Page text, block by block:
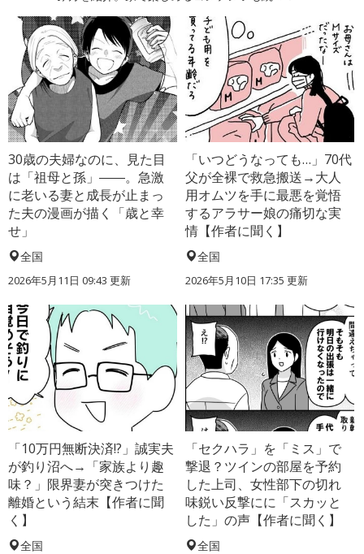
30歳の夫婦なのに、見た目
は「祖母と孫」――。急激
に老いる妻と成長が止まっ
た夫の漫画が描く「歳と幸
せ」
全国
2026年5月11日 09:43 更新
「いつどうなっても…」70代
父が全裸で救急搬送→大人
用オムツを手に最悪を覚悟
するアラサー娘の痛切な実
情【作者に聞く】
全国
2026年5月10日 17:35 更新
「10万円無断決済!?」誠実夫
が釣り沼へ→「家族より趣
味？」限界妻が突きつけた
離婚という結末【作者に聞
く】
全国
「セクハラ」を「ミス」で
撃退？ツインの部屋を予約
した上司、女性部下の切れ
味鋭い反撃にに「スカッと
した」の声【作者に聞く】
全国